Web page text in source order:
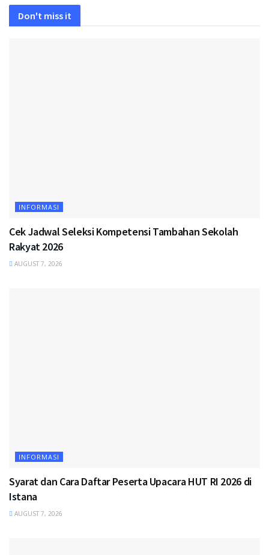
Don't miss it
INFORMASI
Cek Jadwal Seleksi Kompetensi Tambahan Sekolah
Rakyat 2026
AUGUST 7, 2026
INFORMASI
Syarat dan Cara Daftar Peserta Upacara HUT RI 2026 di
Istana
AUGUST 7, 2026